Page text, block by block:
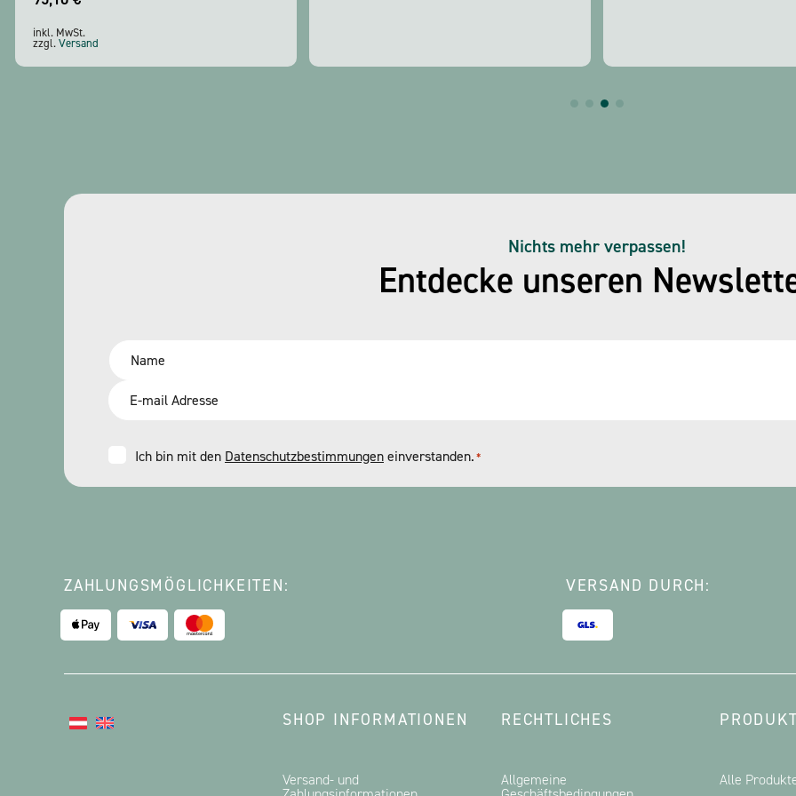
inkl. MwSt.
zzgl.Versand
Entdecke unseren
Nichts mehr verpassen!
Consent
*
Ich bin mit den Datenschutzbestimmungeneinverstanden.*
ZAHLUNGSMÖGLICHKEITEN: VERSAND DURCH:
SHOP INFORMATIONEN
Versand- und
RECHTLICHES
Allgemeine
Alle